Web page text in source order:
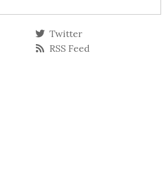
Twitter
RSS Feed